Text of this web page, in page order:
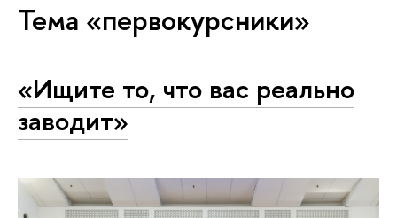
Тема «первокурсники»
«Ищите то, что вас реально
заводит»